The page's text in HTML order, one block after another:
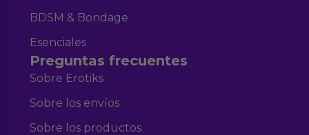
BDSM & Bondage
Esenciales
Preguntas frecuentes
Sobre Erotiks
Sobre los envíos
Sobre los productos